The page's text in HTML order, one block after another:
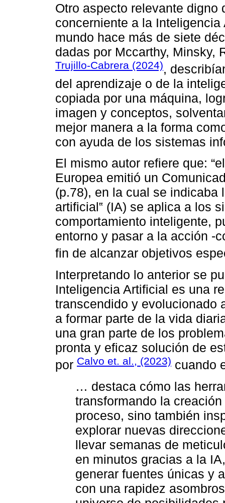
Otro aspecto relevante digno
concerniente a la
mundo hace más de siete
dadas por Mccarthy, Minsky,
Trujillo-Cabrera (2024),
del aprendizaje o de la
copiada por una máquina,
imagen y conceptos,
mejor manera a la forma
con ayuda de los sistemas
El mismo autor refiere que:
Europea emitió un
(p.78), en la cual se indicaba
artificial‟ (IA) se aplica a los
comportamiento inteligente,
entorno y pasar a la acción -
fin de alcanzar objetivos
Interpretando lo anterior se
Inteligencia Artificial es una
transcendido y evolucionado
a formar parte de la vida
una gran parte de los
pronta y eficaz solución de
por Calvo et. al., (2023) cuando
… destaca cómo las
transformando la
proceso, sino también
explorar nuevas
llevar semanas de
en minutos gracias a la
generar fuentes únicas y
con una rapidez